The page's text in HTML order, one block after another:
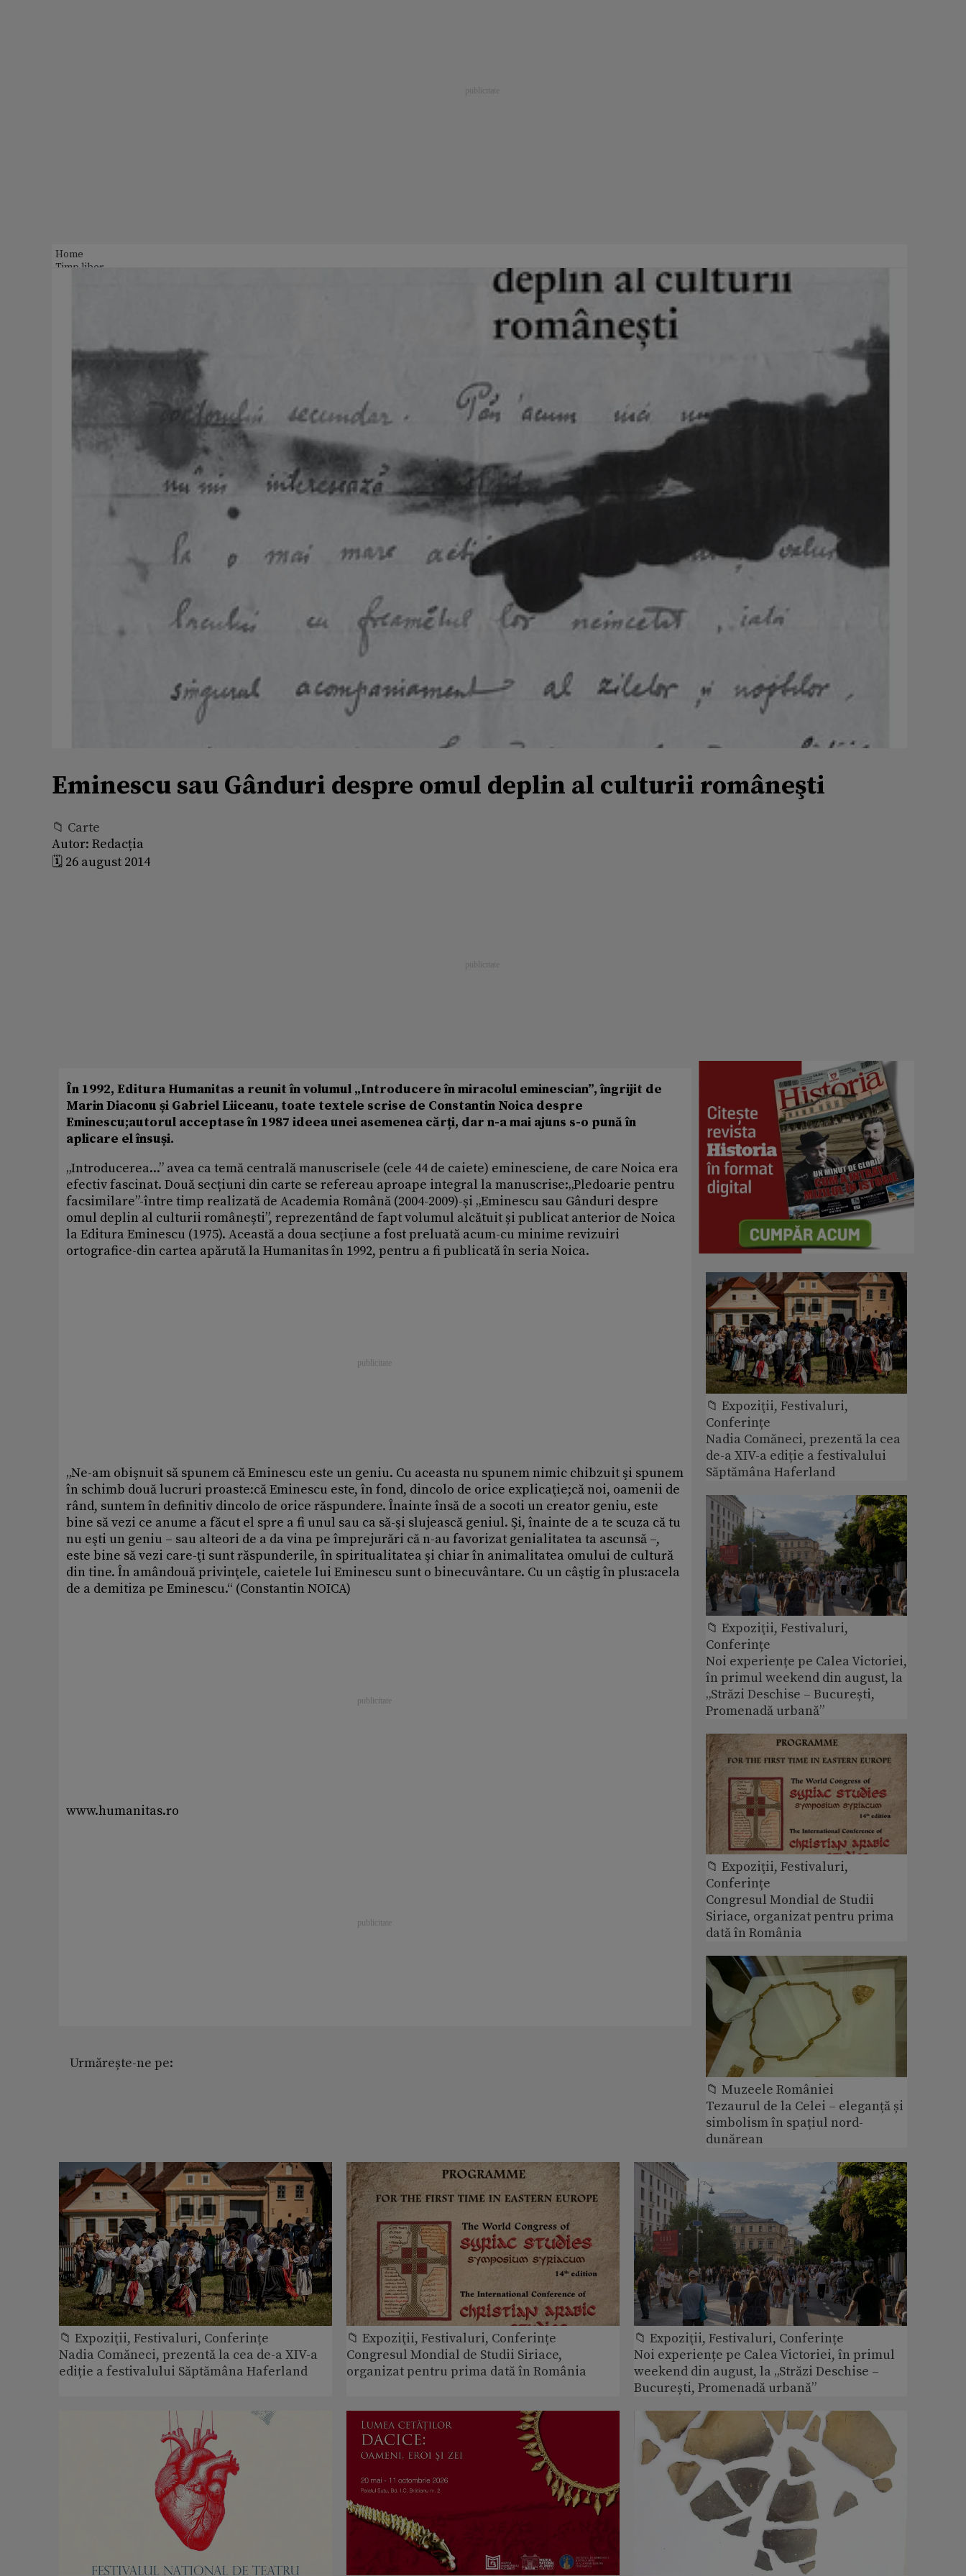
Home
Timp liber
Eminescu sau Gânduri despre omul deplin al culturii româneşti
📁 Carte
Autor: Redacția
🗓️ 26 august 2014
În 1992, Editura Humanitas a reunit în volumul „Introducere în miracolul eminescian”, îngrijit de
Marin Diaconu și Gabriel Liiceanu, toate textele scrise de Constantin Noica despre
Eminescu;autorul acceptase în 1987 ideea unei asemenea cărți, dar n-a mai ajuns s-o pună în
aplicare el însuși.
„Introducerea...” avea ca temă centrală manuscrisele (cele 44 de caiete) eminesciene, de care Noica era
efectiv fascinat. Două secțiuni din carte se refereau aproape integral la manuscrise:„Pledoarie pentru
facsimilare”-între timp realizată de Academia Română (2004-2009)-și „Eminescu sau Gânduri despre
omul deplin al culturii românești”, reprezentând de fapt volumul alcătuit și publicat anterior de Noica
la Editura Eminescu (1975). Această a doua secțiune a fost preluată acum-cu minime revizuiri
ortografice-din cartea apărută la Humanitas în 1992, pentru a fi publicată în seria Noica.
„Ne-am obişnuit să spunem că Eminescu este un geniu. Cu aceasta nu spunem nimic chibzuit şi spunem
în schimb două lucruri proaste:că Eminescu este, în fond, dincolo de orice explicaţie;că noi, oamenii de
rând, suntem în definitiv dincolo de orice răspundere. Înainte însă de a socoti un creator geniu, este
bine să vezi ce anume a făcut el spre a fi unul sau ca să-şi slujească geniul. Şi, înainte de a te scuza că tu
nu eşti un geniu – sau alteori de a da vina pe împrejurări că n-au favorizat genialitatea ta ascunsă –,
este bine să vezi care-ţi sunt răspunderile, în spiritualitatea şi chiar în animalitatea omului de cultură
din tine. În amândouă privinţele, caietele lui Eminescu sunt o binecuvântare. Cu un câştig în plus:acela
de a demitiza pe Eminescu.“ (Constantin NOICA)
www.humanitas.ro
Urmărește-ne pe:
📁 Expoziţii, Festivaluri,
Conferințe
Nadia Comăneci, prezentă la cea
de-a XIV-a ediție a festivalului
Săptămâna Haferland
📁 Expoziţii, Festivaluri,
Conferințe
Noi experiențe pe Calea Victoriei,
în primul weekend din august, la
„Străzi Deschise – București,
Promenadă urbană”
📁 Expoziţii, Festivaluri,
Conferințe
Congresul Mondial de Studii
Siriace, organizat pentru prima
dată în România
📁 Muzeele României
Tezaurul de la Celei – eleganță și
simbolism în spațiul nord-
dunărean
📁 Expoziţii, Festivaluri, Conferințe
Nadia Comăneci, prezentă la cea de-a XIV-a
ediție a festivalului Săptămâna Haferland
📁 Expoziţii, Festivaluri, Conferințe
Congresul Mondial de Studii Siriace,
organizat pentru prima dată în România
📁 Expoziţii, Festivaluri, Conferințe
Noi experiențe pe Calea Victoriei, în primul
weekend din august, la „Străzi Deschise –
București, Promenadă urbană”